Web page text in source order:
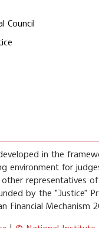
Council
in the
environment for
representatives
by the "Justice"
Financial Mechanism